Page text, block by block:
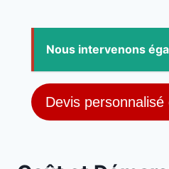
Nous intervenons
Devis personnalisé